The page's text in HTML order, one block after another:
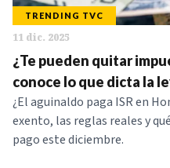
TRENDING TVC
11 dic. 2025
¿Te pueden quitar
conoce lo que dicta la
¿El aguinaldo paga ISR en
exento, las reglas reales y
pago este diciembre.